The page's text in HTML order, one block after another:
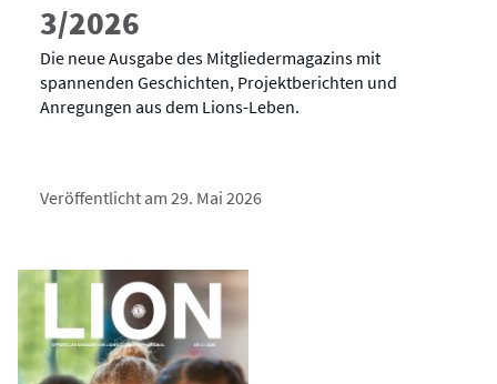
3/2026
Die neue Ausgabe des Mitgliedermagazins mit
spannenden Geschichten, Projektberichten und
Anregungen aus dem Lions-Leben.
Veröffentlicht am 29. Mai 2026